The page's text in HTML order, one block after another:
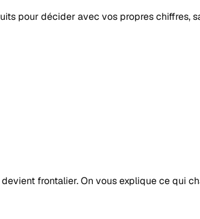
pour décider avec vos propres chiffres,
frontalier. On vous explique ce qui